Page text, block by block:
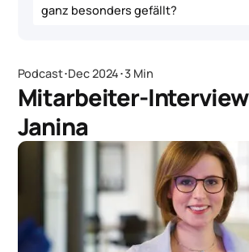
Podcast･Dec 2024･3 Min
Mitarbeiter-
Janina
ganz besonders gefällt?